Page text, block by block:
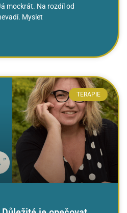
mockrát. Na rozdíl od
Myslet
TERAPIE